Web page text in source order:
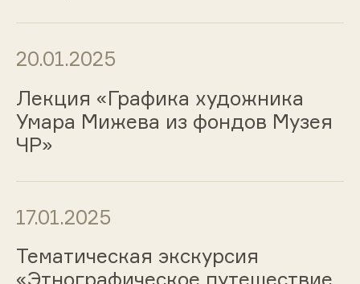
20.01.2025
Лекция «Графика художника
Умара Мижева из фондов Музея
ЧР»
17.01.2025
Тематическая экскурсия